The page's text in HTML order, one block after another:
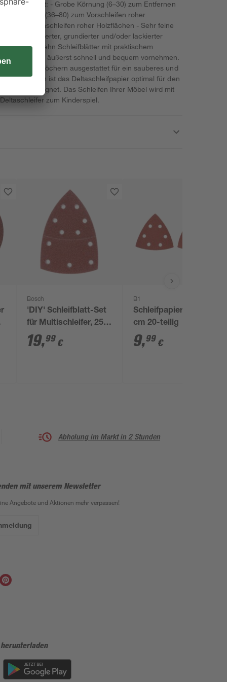
zu nutzen ist: - Grobe Körnung (6–30) zum Entfernen
Körnung (36–80) zum Vorschleifen roher
zum Feinschleifen roher Holzflächen - Sehr feine
gewässerter, grundierter und/oder lackierter
Ihnen zehn Schleifblätter mit praktischem
Sie daher äußerst schnell und bequem vornehmen.
mit Absauglöchern ausgestattet für ein sauberes und
von 9,3 cm ist das Deltaschleifpapier optimal für den
Ecken geeignet. Das Schleifen Ihrer Möbel wird mit
zum Kinderspiel.
Bosch
'DIY' Schleifblatt-Set
für Multischleifer, 25
Teile
19,99 €
B1
Schleifpapier-Set 9,6
cm 20-teilig
9,99 €
Abholung im Markt in 2 Stunden
mit unserem Newsletter
Angebote und Aktionen mehr verpassen!